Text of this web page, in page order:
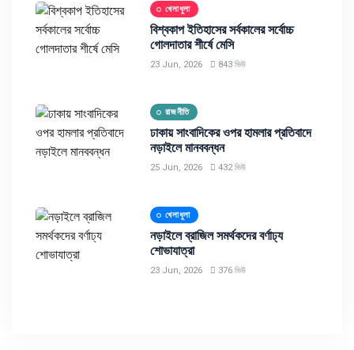
খেলাধুলা
বিশ্বকাপ ইতিহাসের সর্বকালের সর্বোচ্চ
গোলদাতার শীর্ষে মেসি
23 Jun, 2026 843 ভিউ
রাজনীতি
ঢাকায় সাংবাদিকের ওপর হামলার প্রতিবাদে
নড়াইলে মানববন্ধন
25 Jun, 2026 432 ভিউ
খেলাধুলা
নড়াইলে ব্রাজিল সমর্থকদের বর্ণাঢ্য
শোভাযাত্রা
23 Jun, 2026 376 ভিউ